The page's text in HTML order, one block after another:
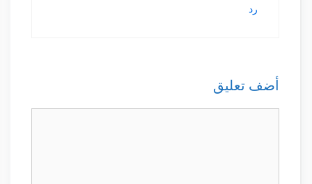
رد
أضف تعليق